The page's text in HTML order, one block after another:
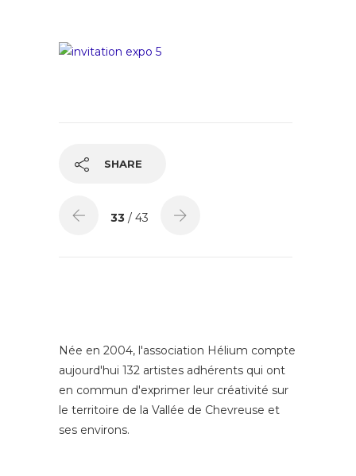
SHARE
33 / 43
Née en 2004, l'association Hélium compte
aujourd'hui 132 artistes adhérents qui ont
en commun d'exprimer leur créativité sur
le territoire de la Vallée de Chevreuse et
ses environs.